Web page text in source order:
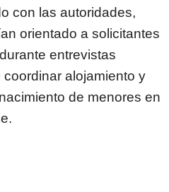
con las autoridades,
orientado a solicitantes
entrevistas
alojamiento y
de menores en